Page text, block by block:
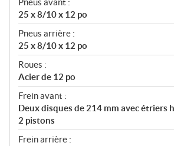
Pneus avant :
25 x 8/10 x 12 po
Pneus arrière :
25 x 8/10 x 12 po
Roues :
Acier de 12 po
Frein avant :
Deux disques de 214 mm avec étriers
2 pistons
Frein arrière :